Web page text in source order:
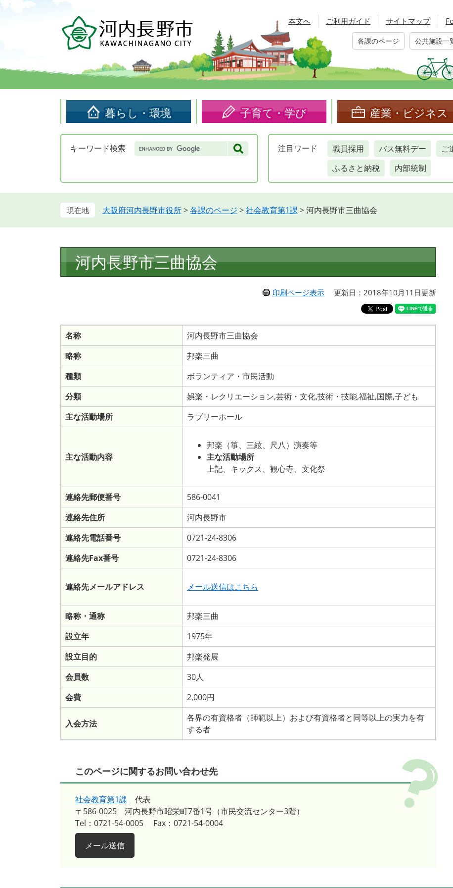
頭
す。
飛
し
本文へ ご利用ガイド サイトマップ
各課のページ 公共施設一
暮らし・環境 子育て・学び 産業・ビジネス
キーワード検索 Google
カ
検
注目 ワード 職員採用 バス無料デー
ご
ふるさと納税
内部統制
大阪府河内長野市役所>各課のページ >社会教育第1課 >河内長野市三曲協会
文
河内長野市三曲協会
印刷ページ表示 更新日：2018年10月11日更新
名称
河内長野市三曲協会
略称
邦楽三曲
種類
ボランティア・市民活動
分類
娯楽・レクリエーション,芸術・文化,技術・技能,福祉,国際,子ども
主な活動場所
ラブリーホール
主な活動内容
邦楽（箏、三絃、尺八）演奏等
主な活動場所
上記、キックス、観心寺、文化祭
連絡先郵便番号
586-0041
連絡先住所
河内長野市
連絡先電話番号
0721-24-8306
連絡先Fax番号
0721-24-8306
連絡先メールアドレス メール送信はこちら
略称・通称
邦楽三曲
設立年
1975年
設立目的
邦楽発展
会員数
30人
会費
2,000円
入会方法
各界の有資格者（師範以上）および有資格者と同等以上の実力を有
する者
このページに関するお問い合わせ先
社会教育第1課
代表
〒586-0025
河内長野市昭栄町7番1号（市民交流センター3階）
Tel：0721-54-0005
Fax：0721-54-0004
メール送信